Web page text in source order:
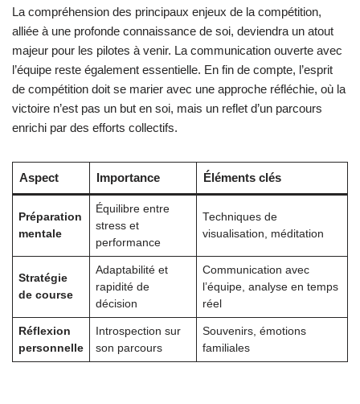
La compréhension des principaux enjeux de la compétition,
alliée à une profonde connaissance de soi, deviendra un atout
majeur pour les pilotes à venir. La communication ouverte avec
l’équipe reste également essentielle. En fin de compte, l’esprit
de compétition doit se marier avec une approche réfléchie, où la
victoire n’est pas un but en soi, mais un reflet d’un parcours
enrichi par des efforts collectifs.
Aspect Importance Éléments clés
Préparation
mentale
Équilibre entre
stress et
performance
Techniques de
visualisation, méditation
Stratégie
de course
Adaptabilité et
rapidité de
décision
Communication avec
l’équipe, analyse en temps
réel
Réflexion
personnelle
Introspection sur
son parcours
Souvenirs, émotions
familiales